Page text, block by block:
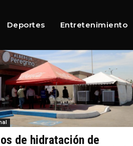
Deportes Entretenimiento
de hidratación de